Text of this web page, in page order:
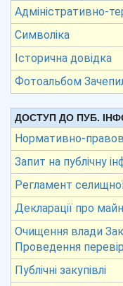
Адміністративно-
Символіка
Історична довідка
Фотоальбом
ДОСТУП ДО ПУБ.
Нормативно-
Запит на публічну
Регламент
Декларації про
Очищення влади
Проведення
Публічні закупівлі